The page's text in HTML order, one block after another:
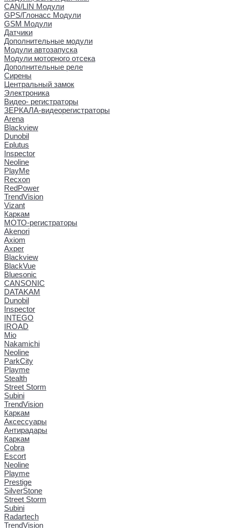
CAN/LIN Модули
GPS/Глонасс Модули
GSM Модули
Датчики
Дополнительные модули
Модули автозапуска
Модули моторного отсека
Дополнительные реле
Сирены
Центральный замок
Электроника
Видео- регистраторы
ЗЕРКАЛА-видеорегистраторы
Arena
Blackview
Dunobil
Eplutus
Inspector
Neoline
PlayMe
Recxon
RedPower
TrendVision
Vizant
Каркам
МОТО-регистраторы
Akenori
Axiom
Axper
Blackview
BlackVue
Bluesonic
CANSONIC
DATAKAM
Dunobil
Inspector
INTEGO
IROAD
Mio
Nakamichi
Neoline
ParkCity
Playme
Stealth
Street Storm
Subini
TrendVision
Каркам
Аксессуары
Антирадары
Каркам
Cobra
Escort
Neoline
Playme
Prestige
SilverStone
Street Storm
Subini
Radartech
TrendVision